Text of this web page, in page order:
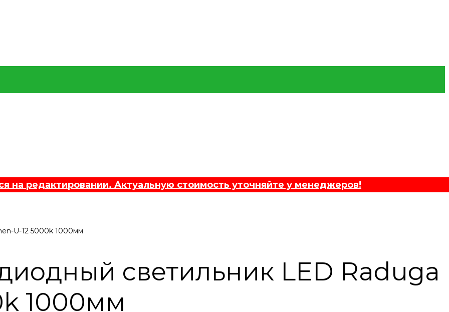
редактировании. Актуальную стоимость уточняйте у менеджеров!
U-12 5000k 1000мм
светильник LED Raduga
1000мм